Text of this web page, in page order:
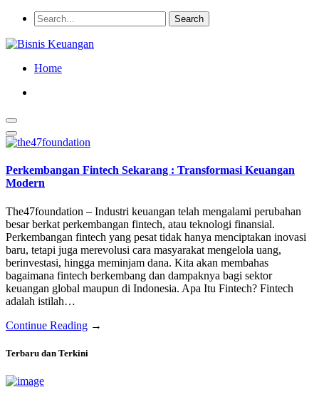
Home
Perkembangan Fintech Sekarang : Transformasi Keuangan
Modern
The47foundation – Industri keuangan telah mengalami perubahan
besar berkat perkembangan fintech, atau teknologi finansial.
Perkembangan fintech yang pesat tidak hanya menciptakan inovasi
baru, tetapi juga merevolusi cara masyarakat mengelola uang,
berinvestasi, hingga meminjam dana. Kita akan membahas
bagaimana fintech berkembang dan dampaknya bagi sektor
keuangan global maupun di Indonesia. Apa Itu Fintech? Fintech
adalah istilah…
Continue Reading →
Terbaru dan Terkini